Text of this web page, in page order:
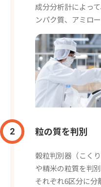
成分分析計によっ
ンパク質、アミロ
2 粒の質を判別
穀粒判別器（こく
や精米の粒質を判別
それぞれ6区分に分